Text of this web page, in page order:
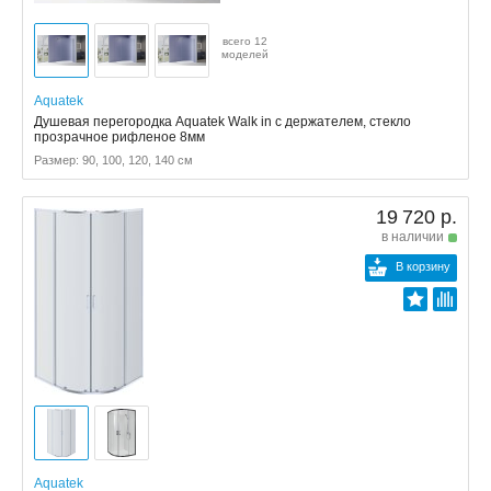
всего 12
моделей
Aquatek
Душевая перегородка Aquatek Walk in с держателем, стекло
прозрачное рифленое 8мм
Размер: 90, 100, 120, 140 см
19 720 р.
в наличии
В корзину
Aquatek